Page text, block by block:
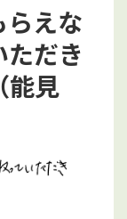
らえな
だき
能見